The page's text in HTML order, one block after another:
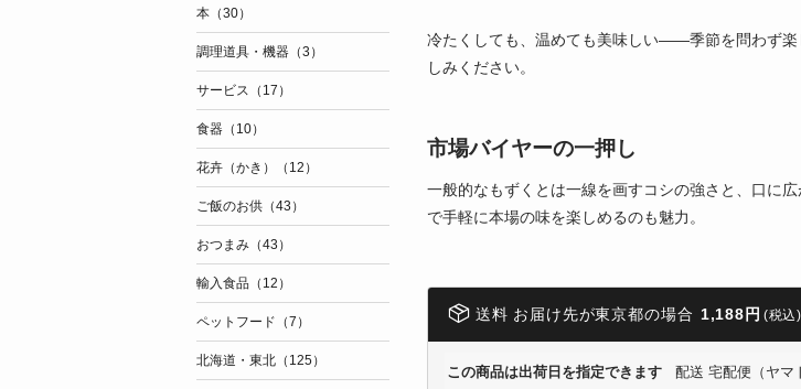
冷たくしても、温めても美味しい――季節を問わず楽
しみください。
市場バイヤーの一押し
一般的なもずくとは一線を画すコシの強さと、口に
で手軽に本場の味を楽しめるのも魅力。
送料 お届け先が東京都の場合 1,188円 (税込)
この商品は出荷日を指定できます 配送 宅配便（ヤマ
本（30）
調理道具・機器（3）
サービス（17）
食器（10）
花卉（かき）（12）
ご飯のお供（43）
おつまみ（43）
輸入食品（12）
ペットフード（7）
北海道・東北（125）